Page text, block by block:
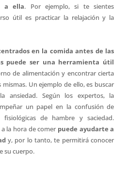
a ella. Por ejemplo, si te sientes
útil es practicar la relajación y la
en la comida antes de las
puede ser una herramienta útil
de alimentación y encontrar cierta
Un ejemplo de ello, es buscar
ansiedad. Según los expertos, la
un papel en la confusión de
fisiológicas de hambre y saciedad.
la hora de comer puede ayudarte a
y, por lo tanto, te permitirá conocer
su cuerpo.